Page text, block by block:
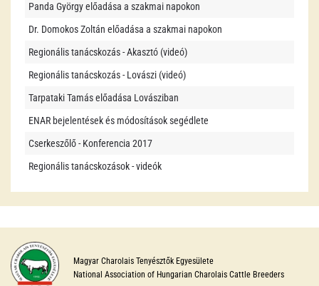
Panda György előadása a szakmai napokon
Dr. Domokos Zoltán előadása a szakmai napokon
Regionális tanácskozás - Akasztó (videó)
Regionális tanácskozás - Lovászi (videó)
Tarpataki Tamás előadása Lovásziban
ENAR bejelentések és módosítások segédlete
Cserkeszőlő - Konferencia 2017
Regionális tanácskozások - videók
Magyar Charolais Tenyésztők Egyesülete
National Association of Hungarian Charolais Cattle Breeders